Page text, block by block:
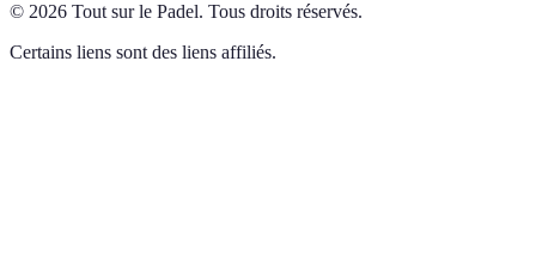
© 2026 Tout sur le Padel. Tous droits réservés.
Certains liens sont des liens affiliés.